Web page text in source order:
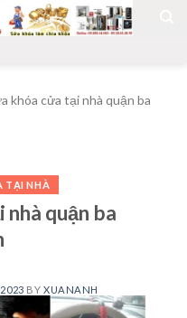
khóa cửa tại nhà quận ba
TẠI NHÀ
quận ba
BY XUANANH